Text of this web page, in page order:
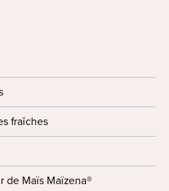
fraîches
de Maïs Maïzena®